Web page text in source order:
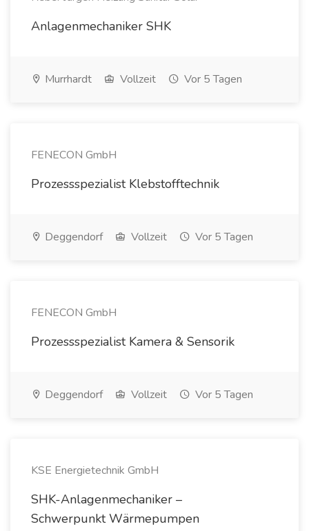
Anlagenmechaniker SHK
Murrhardt Vollzeit Vor 5 Tagen
FENECON GmbH
Prozessspezialist Klebstofftechnik
Deggendorf Vollzeit Vor 5 Tagen
FENECON GmbH
Prozessspezialist Kamera & Sensorik
Deggendorf Vollzeit Vor 5 Tagen
KSE Energietechnik GmbH
SHK-Anlagenmechaniker –
Schwerpunkt Wärmepumpen